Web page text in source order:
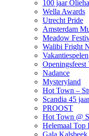
100 jaar
Wella Awards
Utrecht Pride
Amsterdam
Meadow
Walibi Fright
Vakantiespelen
Nadance
Mysteryland
Hot Town –
Scandia 45 jaar
PROOST
Hot Town @
Helemaal Top
Gala